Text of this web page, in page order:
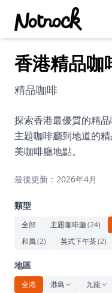
精選活動
博客文章
約會好去處
美食佳餚
藝術文化
休閒
香港精品
精品咖啡
探索香港最優質的精
主題咖啡廳到地道的
美咖啡廳地點。
最後更新：2026年4月
類型
全部 主題咖啡廳(24)
和風(2) 英式下午茶(2)
地區
全港 港島 九龍